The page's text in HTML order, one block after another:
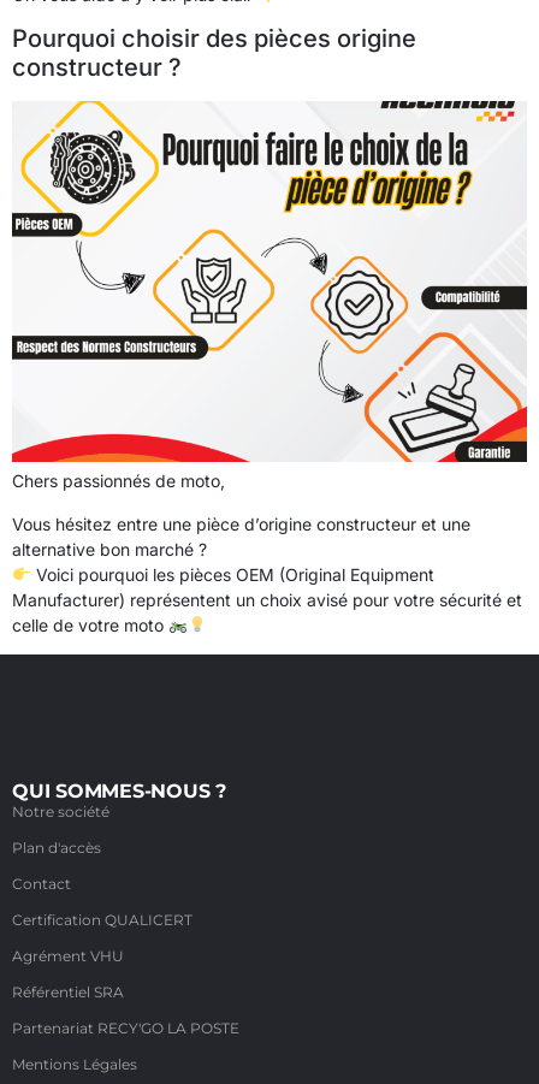
Pourquoi choisir des pièces origine
constructeur ?
Chers passionnés de moto,
Vous hésitez entre une pièce d’origine constructeur et une
alternative bon marché ?
Voici pourquoi les pièces OEM (Original Equipment
Manufacturer) représentent un choix avisé pour votre sécurité et
celle de votre moto
QUI SOMMES-NOUS ?
Notre société
Plan d'accès
Contact
Certification QUALICERT
Agrément VHU
Référentiel SRA
Partenariat RECY'GO LA POSTE
Mentions Légales